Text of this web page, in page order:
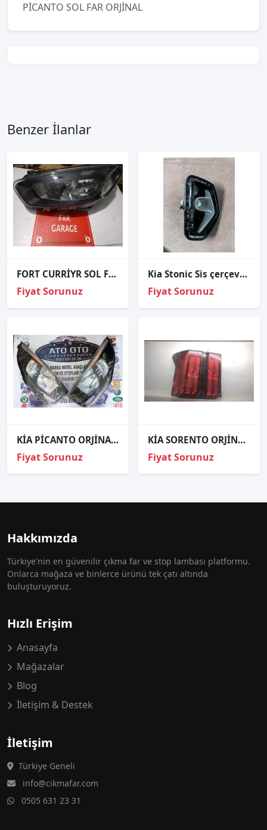
PİCANTO SOL FAR ORJİNAL
Benzer İlanlar
FORT CURRİYR SOL FAR
Fiyat Sorunuz
Kia Stonic Sis çerçevesi
Fiyat Sorunuz
KİA PİCANTO ORJİNAL ÇIKMA SAĞ SOL FAR
Fiyat Sorunuz
KİA SORENTO ORJİNAL ÇIKMA SOL STOP
Fiyat Sorunuz
Hakkımızda
Türkiye'nin en güvenilir çıkma far ve stop lambası platformu.
Onlarca mağaza ve binlerce ürünü tek çatı altında
buluşturuyoruz.
Hızlı Erişim
Anasayfa
Mağazalar
Blog
İletişim & Destek
İletişim
Türkiye Geneli
info@cikmafar.com
0505 631 23 31